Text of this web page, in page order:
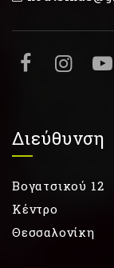
Διεύθυνση
Βογατσικού 12
Κέντρο
Θεσσαλονίκη